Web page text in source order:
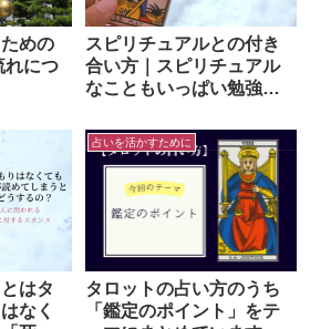
めの
れにつ
スピリチュアルとの付き
合い方｜スピリチュアル
なこともいっぱい勉強し
しいままなの？
はタ
なく
占いを活かすために
タロットの占い方のうち
「鑑定のポイント」をテ